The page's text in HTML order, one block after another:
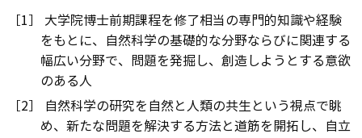
［1］ 大学院博士前期課程を修了相当の専門的知識や経験
をもとに、自然科学の基礎的な分野ならびに関連する
幅広い分野で、問題を発掘し、創造しようとする意欲
のある人
［2］ 自然科学の研究を自然と人類の共生という視点で眺
め、新たな問題を解決する方法と道筋を開拓し、自立